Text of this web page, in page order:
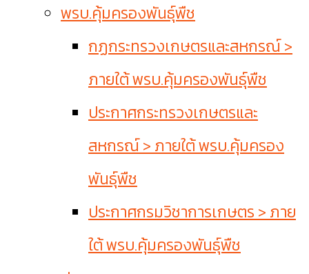
พรบ.คุ้มครองพันธุ์พืช
กฏกระทรวงเกษตรและสหกรณ์ >
ภายใต้ พรบ.คุ้มครองพันธุ์พืช
ประกาศกระทรวงเกษตรและ
สหกรณ์ > ภายใต้ พรบ.คุ้มครอง
พันธุ์พืช
ประกาศกรมวิชาการเกษตร > ภาย
ใต้ พรบ.คุ้มครองพันธุ์พืช